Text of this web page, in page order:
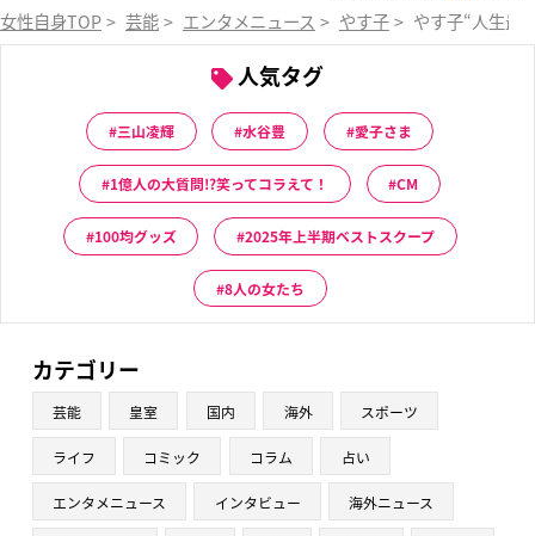
女性自身TOP > 芸能 > エンタメニュース > やす子 > やす子“人生最
人気タグ
三山凌輝 水谷豊 愛子さま
1億人の大質問!?笑ってコラえて！ CM
100均グッズ 2025年上半期ベストスクープ
8人の女たち
カテゴリー
芸能 皇室 国内 海外 スポーツ
ライフ コミック コラム 占い
エンタメニュース インタビュー 海外ニュース